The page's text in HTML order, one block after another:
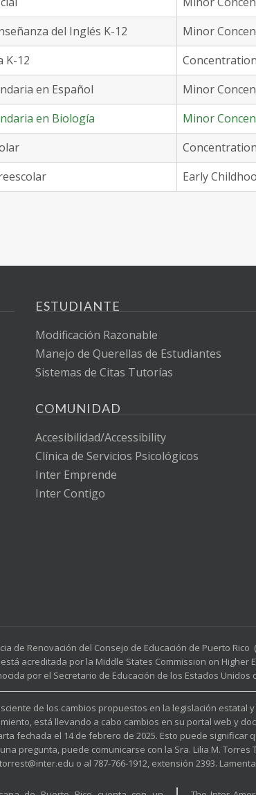
del Inglés K-12
Minor
K-12
en Español
Minor
en Biología
Minor
Early
ESTUDIANTE
Modificación Razonable
Manejo de Querellas de Estudiantes
Sistemas de Citas Tutorías
COMUNIDAD
Accesibilidad/Accessibility
Clínica de Servicios Psicológicos
Inter Emprende
Inter Contigo
de Renovación del Consejo de Educación de Puerto
acreditada por la Middle States Commission on Higher
por el Secretario de Educación de los Estados Unidos
de los cambios propuestos en la legislación
está llevando a cabo cambios en su portal web y
fechada el 14 de febrero de 2025. Esto puede
pregunta, puede comunicarse con la Sra. Lilia M.
o al 787-766-1912, extensión 2393.